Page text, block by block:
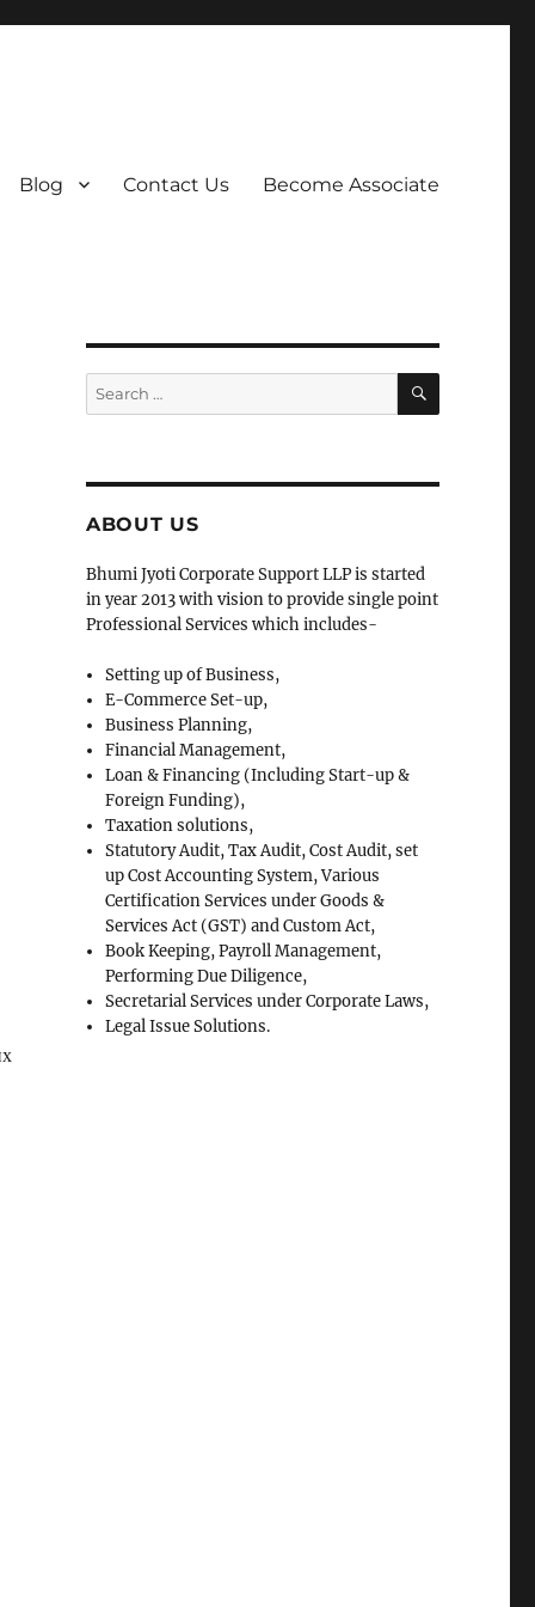
Blog Contact Us Become Associate
Search
for:
SEARCH
ABOUT US
Bhumi Jyoti Corporate Support LLP is started
in year 2013 with vision to provide single point
Professional Services which includes-
Setting up of Business,
E-Commerce Set-up,
Business Planning,
Financial Management,
Loan & Financing (Including Start-up &
Foreign Funding),
Taxation solutions,
Statutory Audit, Tax Audit, Cost Audit, set
up Cost Accounting System, Various
Certification Services under Goods &
Services Act (GST) and Custom Act,
Book Keeping, Payroll Management,
Performing Due Diligence,
Secretarial Services under Corporate Laws,
Legal Issue Solutions.